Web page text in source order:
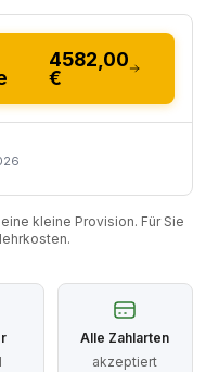
4582,00
€
kleine Provision. Für Sie
Alle Zahlarten
akzeptiert